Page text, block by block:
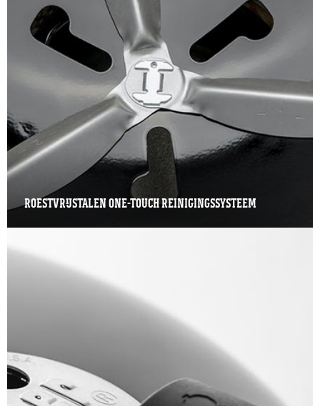
ROESTVRIJSTALEN ONE-TOUCH REINIGINGSSYSTEEM